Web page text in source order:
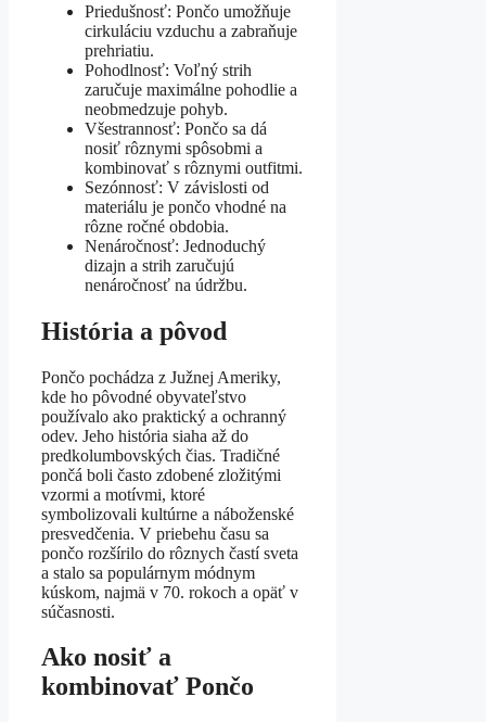
Priedušnosť: Pončo umožňuje
cirkuláciu vzduchu a zabraňuje
prehriatiu.
Pohodlnosť: Voľný strih
zaručuje maximálne pohodlie a
neobmedzuje pohyb.
Všestrannosť: Pončo sa dá
nosiť rôznymi spôsobmi a
kombinovať s rôznymi outfitmi.
Sezónnosť: V závislosti od
materiálu je pončo vhodné na
rôzne ročné obdobia.
Nenáročnosť: Jednoduchý
dizajn a strih zaručujú
nenáročnosť na údržbu.
História a pôvod
Pončo pochádza z Južnej Ameriky,
kde ho pôvodné obyvateľstvo
používalo ako praktický a ochranný
odev. Jeho história siaha až do
predkolumbovských čias. Tradičné
pončá boli často zdobené zložitými
vzormi a motívmi, ktoré
symbolizovali kultúrne a náboženské
presvedčenia. V priebehu času sa
pončo rozšírilo do rôznych častí sveta
a stalo sa populárnym módnym
kúskom, najmä v 70. rokoch a opäť v
súčasnosti.
Ako nosiť a
kombinovať Pončo